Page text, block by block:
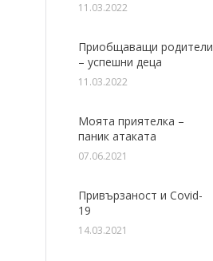
11.03.2022
Приобщаващи родители
– успешни деца
11.03.2022
Моята приятелка –
паник атаката
07.06.2021
Привързаност и Covid-
19
14.03.2021